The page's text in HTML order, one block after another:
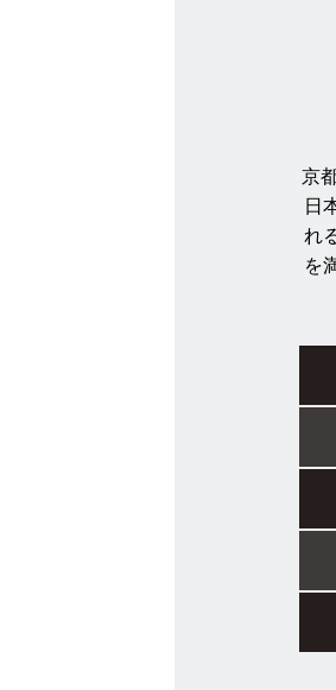
京
日
れ
を